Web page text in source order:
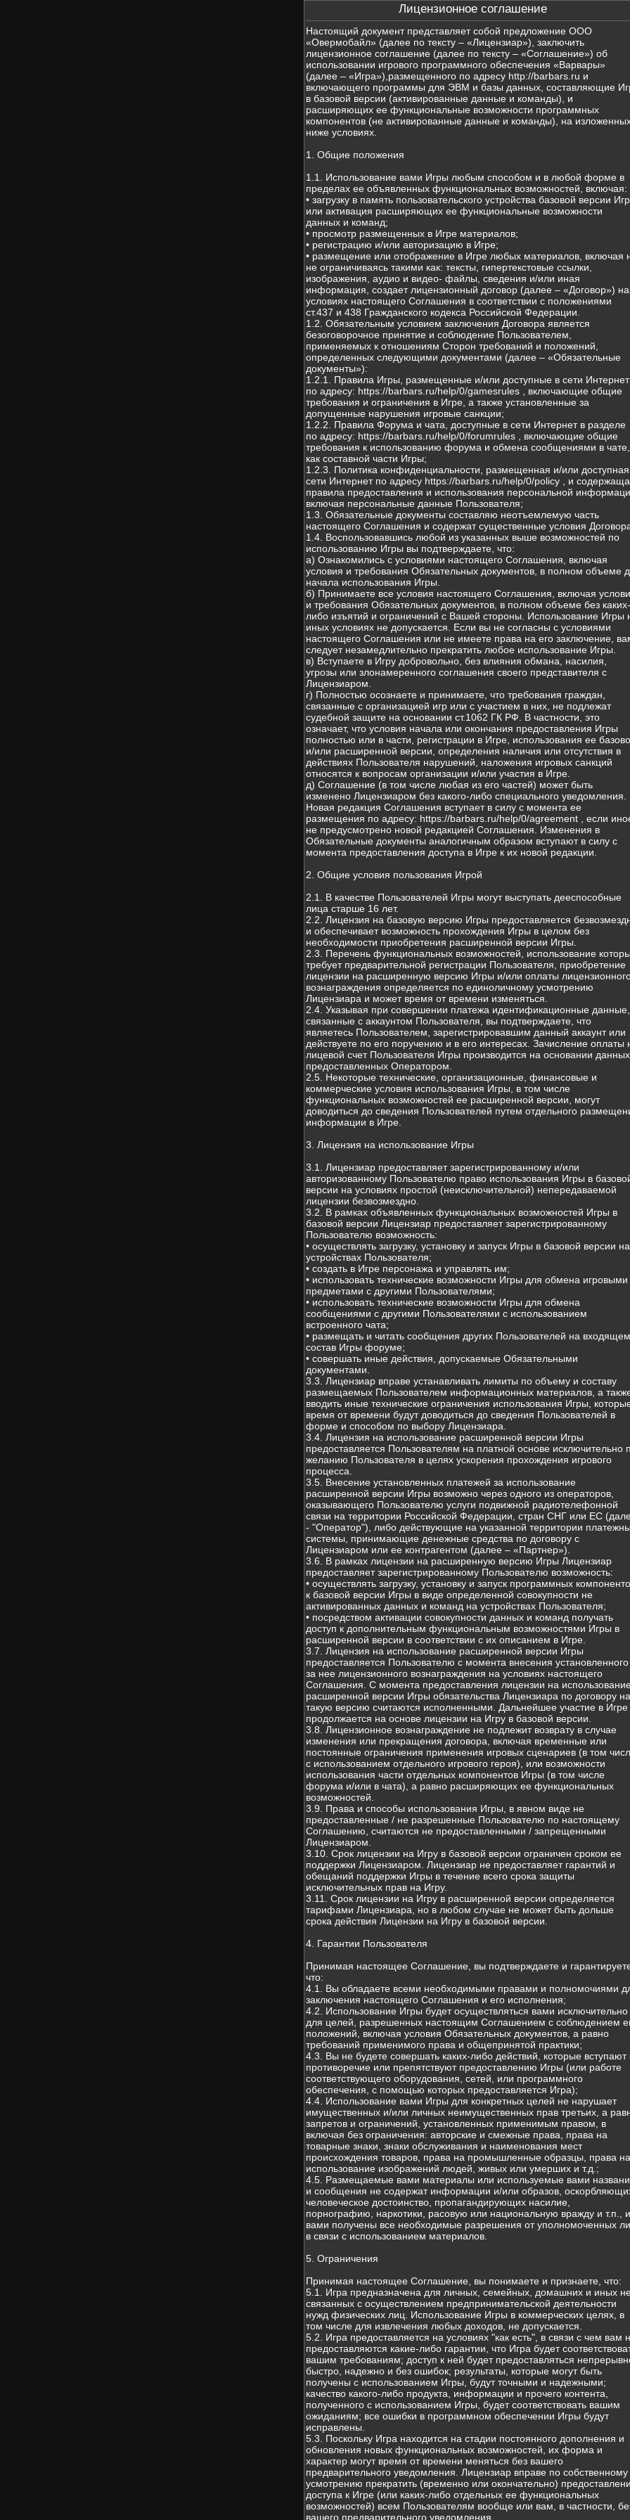
Лицензионное соглашение
Настоящий документ представляет собой предложение ООО
«Овермобайл» (далее по тексту – «Лицензиар»), заключить
лицензионное соглашение (далее по тексту – «Соглашение») об
использовании игрового программного обеспечения «Варвары»
(далее – «Игра»),размещенного по адресу http://barbars.ru и
включающего программы для ЭВМ и базы данных, составляющие
в базовой версии (активированные данные и команды), и
расширяющих ее функциональные возможности программных
компонентов (не активированные данные и команды), на
ниже условиях.
1. Общие положения
1.1. Использование вами Игры любым способом и в любой форме в
пределах ее объявленных функциональных возможностей, включая:
• загрузку в память пользовательского устройства базовой версии
или активация расширяющих ее функциональные возможности
данных и команд;
• просмотр размещенных в Игре материалов;
• регистрацию и/или авторизацию в Игре;
• размещение или отображение в Игре любых материалов, включая
не ограничиваясь такими как: тексты, гипертекстовые ссылки,
изображения, аудио и видео- файлы, сведения и/или иная
информация, создает лицензионный договор (далее – «Договор») на
условиях настоящего Соглашения в соответствии с положениями
ст.437 и 438 Гражданского кодекса Российской Федерации.
1.2. Обязательным условием заключения Договора является
безоговорочное принятие и соблюдение Пользователем,
применяемых к отношениям Сторон требований и положений,
определенных следующими документами (далее – «Обязательные
документы»):
1.2.1. Правила Игры, размещенные и/или доступные в сети Интернет
по адресу: https://barbars.ru/help/0/gamesrules , включающие общие
требования и ограничения в Игре, а также установленные за
допущенные нарушения игровые санкции;
1.2.2. Правила Форума и чата, доступные в сети Интернет в разделе
по адресу: https://barbars.ru/help/0/forumrules , включающие общие
требования к использованию форума и обмена сообщениями в чате,
как составной части Игры;
1.2.3. Политика конфиденциальности, размещенная и/или
сети Интернет по адресу https://barbars.ru/help/0/policy , и
правила предоставления и использования персональной
включая персональные данные Пользователя;
1.3. Обязательные документы составляю неотъемлемую часть
настоящего Соглашения и содержат существенные условия
1.4. Воспользовавшись любой из указанных выше возможностей по
использованию Игры вы подтверждаете, что:
а) Ознакомились с условиями настоящего Соглашения, включая
условия и требования Обязательных документов, в полном объеме
начала использования Игры.
б) Принимаете все условия настоящего Соглашения, включая
и требования Обязательных документов, в полном объеме без каких-
либо изъятий и ограничений с Вашей стороны. Использование Игры
иных условиях не допускается. Если вы не согласны с условиями
настоящего Соглашения или не имеете права на его заключение,
следует незамедлительно прекратить любое использование Игры.
в) Вступаете в Игру добровольно, без влияния обмана, насилия,
угрозы или злонамеренного соглашения своего представителя с
Лицензиаром.
г) Полностью осознаете и принимаете, что требования граждан,
связанные с организацией игр или с участием в них, не подлежат
судебной защите на основании ст.1062 ГК РФ. В частности, это
означает, что условия начала или окончания предоставления Игры
полностью или в части, регистрации в Игре, использования ее
и/или расширенной версии, определения наличия или отсутствия в
действиях Пользователя нарушений, наложения игровых санкций
относятся к вопросам организации и/или участия в Игре.
д) Соглашение (в том числе любая из его частей) может быть
изменено Лицензиаром без какого-либо специального уведомления.
Новая редакция Соглашения вступает в силу с момента ее
размещения по адресу: https://barbars.ru/help/0/agreement , если
не предусмотрено новой редакцией Соглашения. Изменения в
Обязательные документы аналогичным образом вступают в силу с
момента предоставления доступа в Игре к их новой редакции.
2. Общие условия пользования Игрой
2.1. В качестве Пользователей Игры могут выступать дееспособные
лица старше 16 лет.
2.2. Лицензия на базовую версию Игры предоставляется
и обеспечивает возможность прохождения Игры в целом без
необходимости приобретения расширенной версии Игры.
2.3. Перечень функциональных возможностей, использование
требует предварительной регистрации Пользователя, приобретение
лицензии на расширенную версию Игры и/или оплаты
вознаграждения определяется по единоличному усмотрению
Лицензиара и может время от времени изменяться.
2.4. Указывая при совершении платежа идентификационные данные,
связанные с аккаунтом Пользователя, вы подтверждаете, что
являетесь Пользователем, зарегистрировавшим данный аккаунт или
действуете по его поручению и в его интересах. Зачисление оплаты
лицевой счет Пользователя Игры производится на основании данных,
предоставленных Оператором.
2.5. Некоторые технические, организационные, финансовые и
коммерческие условия использования Игры, в том числе
функциональных возможностей ее расширенной версии, могут
доводиться до сведения Пользователей путем отдельного
информации в Игре.
3. Лицензия на использование Игры
3.1. Лицензиар предоставляет зарегистрированному и/или
авторизованному Пользователю право использования Игры в
версии на условиях простой (неисключительной) непередаваемой
лицензии безвозмездно.
3.2. В рамках объявленных функциональных возможностей Игры в
базовой версии Лицензиар предоставляет зарегистрированному
Пользователю возможность:
• осуществлять загрузку, установку и запуск Игры в базовой версии на
устройствах Пользователя;
• создать в Игре персонажа и управлять им;
• использовать технические возможности Игры для обмена игровыми
предметами с другими Пользователями;
• использовать технические возможности Игры для обмена
сообщениями с другими Пользователями с использованием
встроенного чата;
• размещать и читать сообщения других Пользователей на
состав Игры форуме;
• совершать иные действия, допускаемые Обязательными
документами.
3.3. Лицензиар вправе устанавливать лимиты по объему и составу
размещаемых Пользователем информационных материалов, а
вводить иные технические ограничения использования Игры,
время от времени будут доводиться до сведения Пользователей в
форме и способом по выбору Лицензиара.
3.4. Лицензия на использование расширенной версии Игры
предоставляется Пользователям на платной основе исключительно
желанию Пользователя в целях ускорения прохождения игрового
процесса.
3.5. Внесение установленных платежей за использование
расширенной версии Игры возможно через одного из операторов,
оказывающего Пользователю услуги подвижной радиотелефонной
связи на территории Российской Федерации, стран СНГ или ЕС
- "Оператор"), либо действующие на указанной территории
системы, принимающие денежные средства по договору с
Лицензиаром или ее контрагентом (далее – «Партнер»).
3.6. В рамках лицензии на расширенную версию Игры Лицензиар
предоставляет зарегистрированному Пользователю возможность:
• осуществлять загрузку, установку и запуск программных
к базовой версии Игры в виде определенной совокупности не
активированных данных и команд на устройствах Пользователя;
• посредством активации совокупности данных и команд получать
доступ к дополнительным функциональным возможностями Игры в
расширенной версии в соответствии с их описанием в Игре.
3.7. Лицензия на использование расширенной версии Игры
предоставляется Пользователю с момента внесения установленного
за нее лицензионного вознаграждения на условиях настоящего
Соглашения. С момента предоставления лицензии на
расширенной версии Игры обязательства Лицензиара по договору на
такую версию считаются исполненными. Дальнейшее участие в Игре
продолжается на основе лицензии на Игру в базовой версии.
3.8. Лицензионное вознаграждение не подлежит возврату в случае
изменения или прекращения договора, включая временные или
постоянные ограничения применения игровых сценариев (в том
с использованием отдельного игрового героя), или возможности
использования части отдельных компонентов Игры (в том числе
форума и/или в чата), а равно расширяющих ее функциональных
возможностей.
3.9. Права и способы использования Игры, в явном виде не
предоставленные / не разрешенные Пользователю по настоящему
Соглашению, считаются не предоставленными / запрещенными
Лицензиаром.
3.10. Срок лицензии на Игру в базовой версии ограничен сроком ее
поддержки Лицензиаром. Лицензиар не предоставляет гарантий и
обещаний поддержки Игры в течение всего срока защиты
исключительных прав на Игру.
3.11. Срок лицензии на Игру в расширенной версии определяется
тарифами Лицензиара, но в любом случае не может быть дольше
срока действия Лицензии на Игру в базовой версии.
4. Гарантии Пользователя
Принимая настоящее Соглашение, вы подтверждаете и
что:
4.1. Вы обладаете всеми необходимыми правами и полномочиями
заключения настоящего Соглашения и его исполнения;
4.2. Использование Игры будет осуществляться вами исключительно
для целей, разрешенных настоящим Соглашением с соблюдением
положений, включая условия Обязательных документов, а равно
требований применимого права и общепринятой практики;
4.3. Вы не будете совершать каких-либо действий, которые вступают
противоречие или препятствуют предоставлению Игры (или работе
соответствующего оборудования, сетей, или программного
обеспечения, с помощью которых предоставляется Игра);
4.4. Использование вами Игры для конкретных целей не нарушает
имущественных и/или личных неимущественных прав третьих, а
запретов и ограничений, установленных применимым правом, в
включая без ограничения: авторские и смежные права, права на
товарные знаки, знаки обслуживания и наименования мест
происхождения товаров, права на промышленные образцы, права на
использование изображений людей, живых или умерших и т.д.;
4.5. Размещаемые вами материалы или используемые вами
и сообщения не содержат информации и/или образов,
человеческое достоинство, пропагандирующих насилие,
порнографию, наркотики, расовую или национальную вражду и т.п., и
вами получены все необходимые разрешения от уполномоченных
в связи с использованием материалов.
5. Ограничения
Принимая настоящее Соглашение, вы понимаете и признаете, что:
5.1. Игра предназначена для личных, семейных, домашних и иных
связанных с осуществлением предпринимательской деятельности
нужд физических лиц. Использование Игры в коммерческих целях, в
том числе для извлечения любых доходов, не допускается.
5.2. Игра предоставляется на условиях "как есть", в связи с чем вам
предоставляются какие-либо гарантии, что Игра будет
вашим требованиям; доступ к ней будет предоставляться
быстро, надежно и без ошибок; результаты, которые могут быть
получены с использованием Игры, будут точными и надежными;
качество какого-либо продукта, информации и прочего контента,
полученного с использованием Игры, будет соответствовать вашим
ожиданиям; все ошибки в программном обеспечении Игры будут
исправлены.
5.3. Поскольку Игра находится на стадии постоянного дополнения и
обновления новых функциональных возможностей, их форма и
характер могут время от времени меняться без вашего
предварительного уведомления. Лицензиар вправе по собственному
усмотрению прекратить (временно или окончательно)
доступа к Игре (или каких-либо отдельных ее функциональных
возможностей) всем Пользователям вообще или вам, в частности,
вашего предварительного уведомления.